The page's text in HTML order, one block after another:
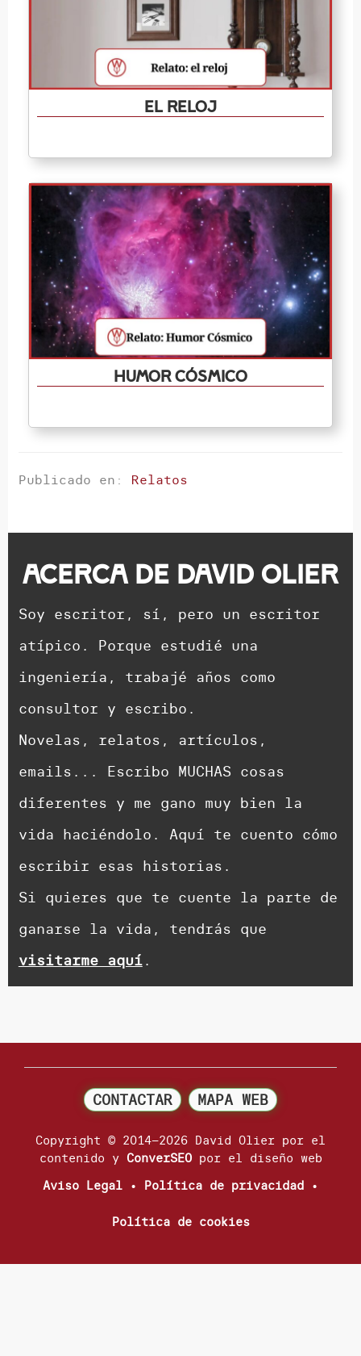
El reloj
Humor cósmico
Publicado en: Relatos
Acerca de David Olier
Soy escritor, sí, pero un escritor
atípico. Porque estudié una
ingeniería, trabajé años como
consultor y escribo.
Novelas, relatos, artículos,
emails... Escribo MUCHAS cosas
diferentes y me gano muy bien la
vida haciéndolo. Aquí te cuento cómo
escribir esas historias.
Si quieres que te cuente la parte de
ganarse la vida, tendrás que
visitarme aquí.
Copyright © 2014–2026 David Olier por el
contenido y ConverSEOpor el diseño web
Aviso Legal • Política de privacidad •
Política de cookies
CONTACTAR MAPA WEB